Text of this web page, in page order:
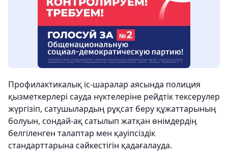
Профилактикалық іс-шаралар аясында полиция
қызметкерлері сауда нүктелеріне рейдтік тексерулер
жүргізіп, сатушылардың рұқсат беру құжаттарының
болуын, сондай-ақ сатылып жатқан өнімдердің
белгіленген талаптар мен қауіпсіздік
стандарттарына сәйкестігін қадағалауда.